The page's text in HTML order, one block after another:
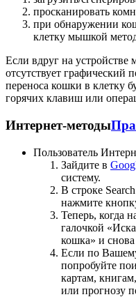
просканировать
при обнаружении
клетку мышкой
Если вдруг на
отсутствует графический
переноса кошки в клетку
горячих клавиш или
Интернет-методы
Пользователь
Зайдите в
систему.
В строке
нажмите
Теперь, когда
галочкой
кошка» и
Если по
попробуйте
картам,
или прогнозу